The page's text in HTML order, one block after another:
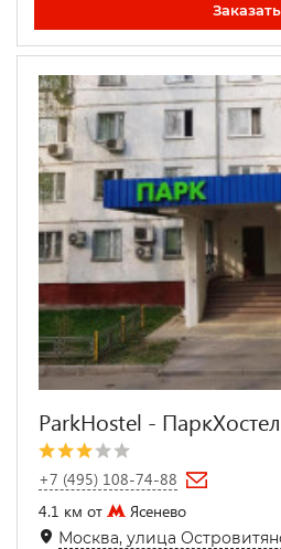
Заказать
ParkHostel - ПаркХостел
+7 (495) 108-74-88
4.1 км от
Ясенево
Москва, улица